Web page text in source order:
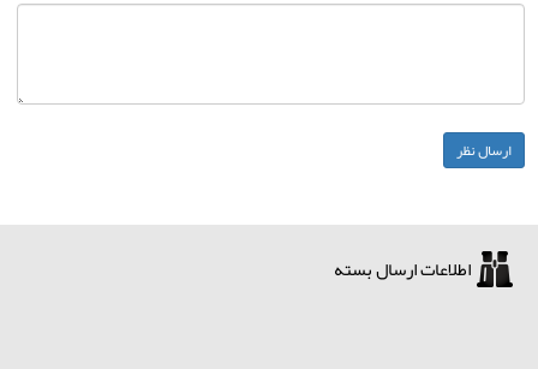
اطلاعات ارسال بسته